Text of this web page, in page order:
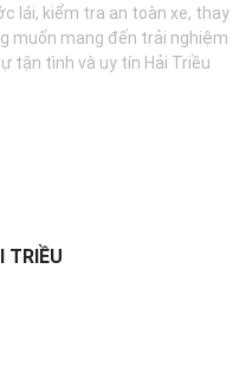
lái, kiểm tra an toàn xe, thay
muốn mang đến trải nghiệm
tận tình và uy tín Hải Triều
TRIỀU